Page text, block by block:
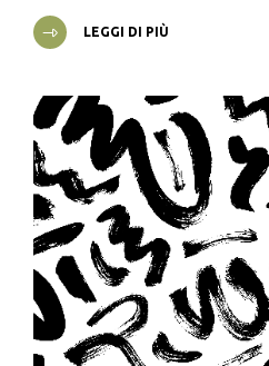
LEGGI DI PIÙ